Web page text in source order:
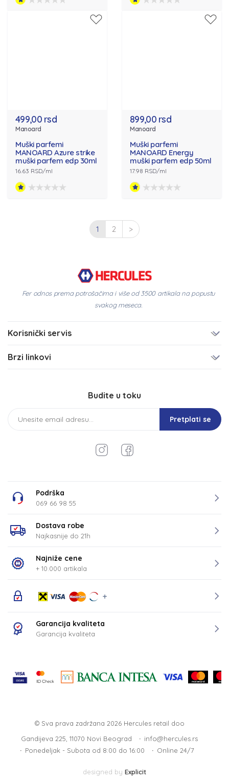
499,00 rsd
Manoard
Muški parfemi
MANOARD Azure strike
muški parfem edp 30ml
16.63 RSD/ml
899,00 rsd
Manoard
Muški parfemi
MANOARD Energy
muški parfem edp 50ml
17.98 RSD/ml
1 2 >
Fer odnos prema potrošačima i više od 3500 artikala na popustu
svakog meseca.
Korisnički servis
Brzi linkovi
Budite u toku
Pretplati se
Podrška
069 66 98 55
Dostava robe
Najkasnije do 21h
Najniže cene
+ 10.000 artikala
Garancija kvaliteta
Garancija kvaliteta
© Sva prava zadržana 2026Hercules retail doo
Gandijeva 225, 11070 Novi Beograd
info@hercules.rs
Ponedeljak - Subota od 8:00 do 16:00
Online 24/7
designed by Explicit